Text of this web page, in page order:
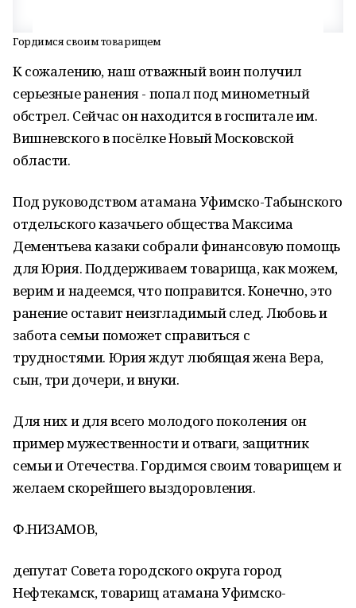
Гордимся своим товарищем
К сожалению, наш отважный воин получил
серьезные ранения - попал под минометный
обстрел. Сейчас он находится в госпитале им.
Вишневского в посёлке Новый Московской
области.
Под руководством атамана Уфимско-Табынского
отдельского казачьего общества Максима
Дементьева казаки собрали финансовую помощь
для Юрия. Поддерживаем товарища, как можем,
верим и надеемся, что поправится. Конечно, это
ранение оставит неизгладимый след. Любовь и
забота семьи поможет справиться с
трудностями. Юрия ждут любящая жена Вера,
сын, три дочери, и внуки.
Для них и для всего молодого поколения он
пример мужественности и отваги, защитник
семьи и Отечества. Гордимся своим товарищем и
желаем скорейшего выздоровления.
Ф.НИЗАМОВ,
депутат Совета городского округа город
Нефтекамск, товарищ атамана Уфимско-